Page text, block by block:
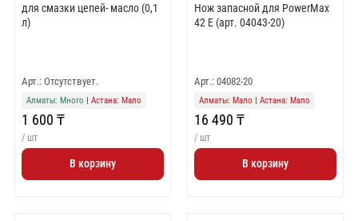
для смазки цепей- масло (0,1
л)
Арт.: Отсутствует.
Алматы: Много | Астана: Мало
1 600 ₸
/ шт
В корзину
Нож запасной для PowerMax
42 E (арт. 04043-20)
Арт.: 04082-20
Алматы: Мало | Астана: Мало
16 490 ₸
/ шт
В корзину